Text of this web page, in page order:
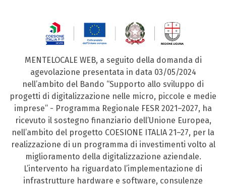
MENTELOCALE WEB, a seguito della domanda di
agevolazione presentata in data 03/05/2024
nell’ambito del Bando “Supporto allo sviluppo di
progetti di digitalizzazione nelle micro, piccole e medie
imprese” - Programma Regionale FESR 2021–2027, ha
ricevuto il sostegno finanziario dell’Unione Europea,
nell’ambito del progetto COESIONE ITALIA 21–27, per la
realizzazione di un programma di investimenti volto al
miglioramento della digitalizzazione aziendale.
L’intervento ha riguardato l’implementazione di
infrastrutture hardware e software, consulenze